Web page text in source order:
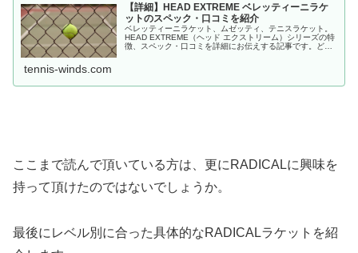
【詳細】HEAD EXTREME ベレッティーニラケ
ットのスペック・口コミを紹介
ベレッティーニラケット、ムゼッティ、テニスラケット。
HEAD EXTREME（ヘッド エクストリーム）シリーズの特
徴、スペック・口コミを詳細にお伝えする記事です。どの
tennis-winds.com
ここまで読んで頂いている方は、更にRADICALに興味を
持って頂けたのではないでしょうか。
最後にレベル別に合った具体的なRADICALラケットを紹